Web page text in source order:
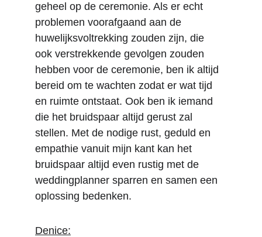
geheel op de ceremonie. Als er echt
problemen voorafgaand aan de
huwelijksvoltrekking zouden zijn, die
ook verstrekkende gevolgen zouden
hebben voor de ceremonie, ben ik altijd
bereid om te wachten zodat er wat tijd
en ruimte ontstaat. Ook ben ik iemand
die het bruidspaar altijd gerust zal
stellen. Met de nodige rust, geduld en
empathie vanuit mijn kant kan het
bruidspaar altijd even rustig met de
weddingplanner sparren en samen een
oplossing bedenken.
Denice: